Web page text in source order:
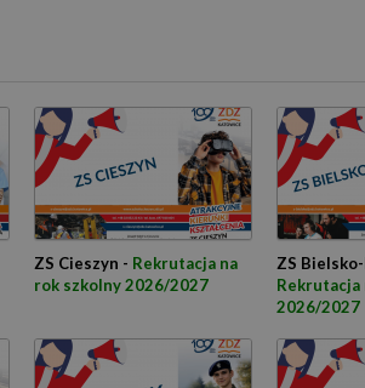
ZS Cieszyn - Rekrutacja na
rok szkolny 2026/2027
ZS Bielsko-
Rekrutacja
2026/2027